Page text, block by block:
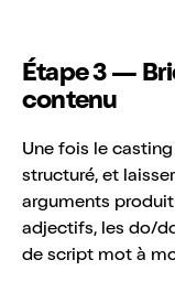
Étape 3 —
contenu
Une fois le
structuré, et
arguments
adjectifs, les do/
de script mot à